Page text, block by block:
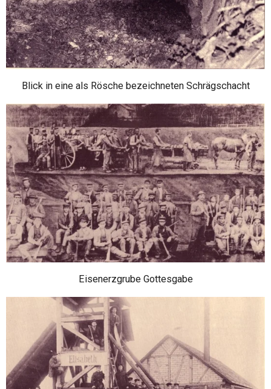
Blick in eine als Rösche bezeichneten Schrägschacht
Eisenerzgrube Gottesgabe